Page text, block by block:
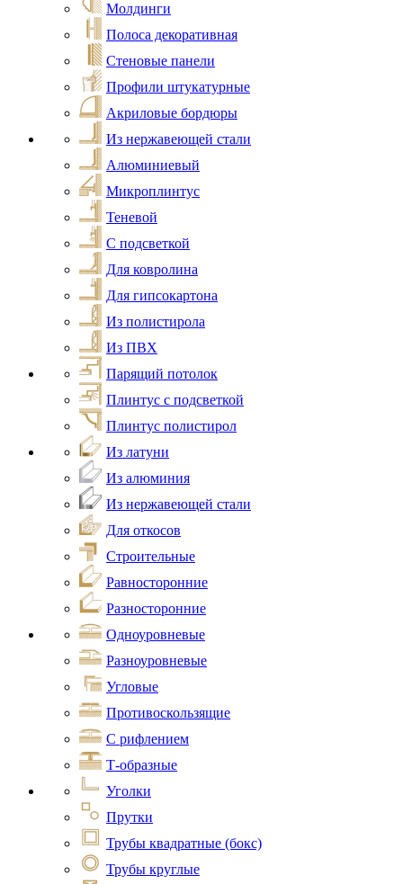
Молдинги
Полоса декоративная
Стеновые панели
Профили штукатурные
Акриловые бордюры
Из нержавеющей стали
Алюминиевый
Микроплинтус
Теневой
С подсветкой
Для ковролина
Для гипсокартона
Из полистирола
Из ПВХ
Парящий потолок
Плинтус с подсветкой
Плинтус полистирол
Из латуни
Из алюминия
Из нержавеющей стали
Для откосов
Строительные
Равносторонние
Разносторонние
Одноуровневые
Разноуровневые
Угловые
Противоскользящие
С рифлением
Т-образные
Уголки
Прутки
Трубы квадратные (бокс)
Трубы круглые